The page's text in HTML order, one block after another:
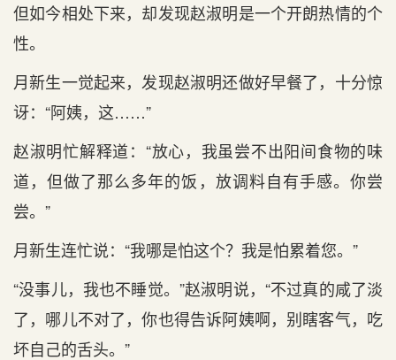
但如今相处下来，却发现赵淑明是一个开朗热情的个
性。
月新生一觉起来，发现赵淑明还做好早餐了，十分惊
讶：“阿姨，这……”
赵淑明忙解释道：“放心，我虽尝不出阳间食物的味
道，但做了那么多年的饭，放调料自有手感。你尝
尝。”
月新生连忙说：“我哪是怕这个？我是怕累着您。”
“没事儿，我也不睡觉。”赵淑明说，“不过真的咸了淡
了，哪儿不对了，你也得告诉阿姨啊，别瞎客气，吃
坏自己的舌头。”